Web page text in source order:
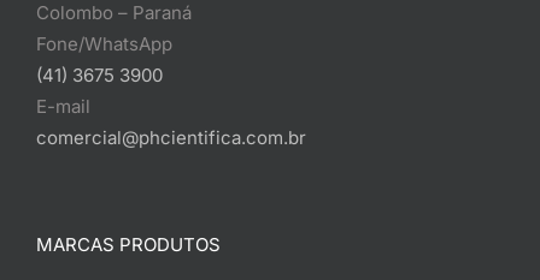
Colombo – Paraná
Fone/WhatsApp
(41) 3675 3900
E-mail
comercial@phcientifica.com.br
MARCAS PRODUTOS